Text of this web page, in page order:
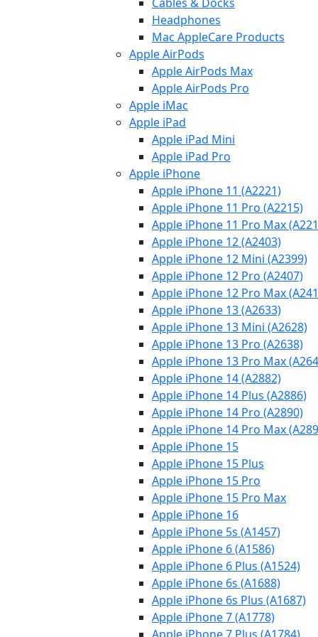
Headphones
Mac AppleCare Products
Apple AirPods
Apple AirPods Max
Apple AirPods Pro
Apple iMac
Apple iPad
Apple iPad Mini
Apple iPad Pro
Apple iPhone
Apple iPhone 11 (A2221)
Apple iPhone 11 Pro (A2215)
Apple iPhone 11 Pro Max
Apple iPhone 12 (A2403)
Apple iPhone 12 Mini (A2399)
Apple iPhone 12 Pro (A2407)
Apple iPhone 12 Pro Max
Apple iPhone 13 (A2633)
Apple iPhone 13 Mini (A2628)
Apple iPhone 13 Pro (A2638)
Apple iPhone 13 Pro Max
Apple iPhone 14 (A2882)
Apple iPhone 14 Plus (A2886)
Apple iPhone 14 Pro (A2890)
Apple iPhone 14 Pro Max
Apple iPhone 15
Apple iPhone 15 Plus
Apple iPhone 15 Pro
Apple iPhone 15 Pro Max
Apple iPhone 16
Apple iPhone 5s (A1457)
Apple iPhone 6 (A1586)
Apple iPhone 6 Plus (A1524)
Apple iPhone 6s (A1688)
Apple iPhone 6s Plus (A1687)
Apple iPhone 7 (A1778)